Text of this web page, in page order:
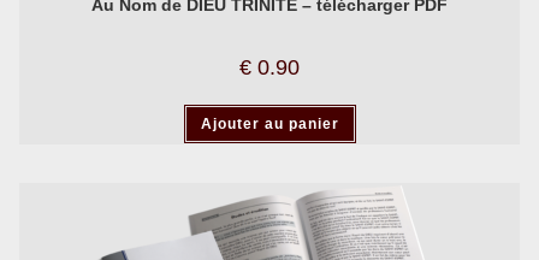
Au Nom de DIEU TRINITÉ – télécharger PDF
€ 0.90
Ajouter au panier